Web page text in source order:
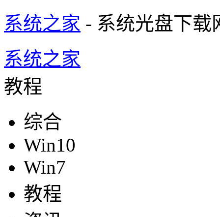
系统之家 - 系统光盘下载
系统之家
教程
综合
Win10
Win7
教程